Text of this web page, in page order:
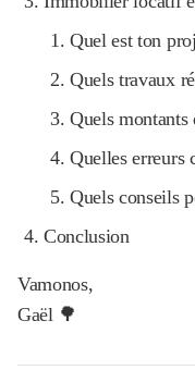
Quel est ton
Quels travaux
Quels montants
Quelles erreurs
Quels conseils
Conclusion
Vamonos,
Gaël 🌳